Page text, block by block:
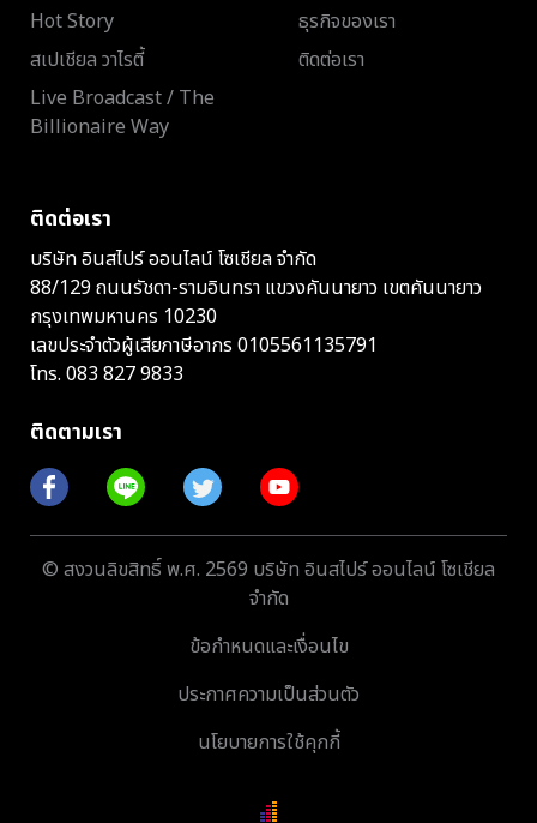
Hot Story
สเปเชียล วาไรตี้
Live Broadcast / The
Billionaire Way
ธุรกิจของเรา
ติดต่อเรา
ติดต่อเรา
บริษัท อินสไปร์ ออนไลน์ โซเชียล จำกัด
88/129 ถนนรัชดา-รามอินทรา แขวงคันนายาว เขตคันนายาว
กรุงเทพมหานคร 10230
เลขประจำตัวผู้เสียภาษีอากร 0105561135791
โทร. 083 827 9833
ติดตามเรา
© สงวนลิขสิทธิ์ พ.ศ. 2569 บริษัท อินสไปร์ ออนไลน์ โซเชียล
จำกัด
ข้อกำหนดและเงื่อนไข
ประกาศความเป็นส่วนตัว
นโยบายการใช้คุกกี้